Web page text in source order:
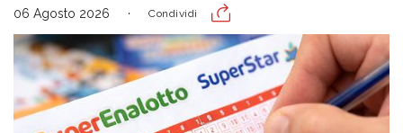
06 Agosto 2026 Condividi